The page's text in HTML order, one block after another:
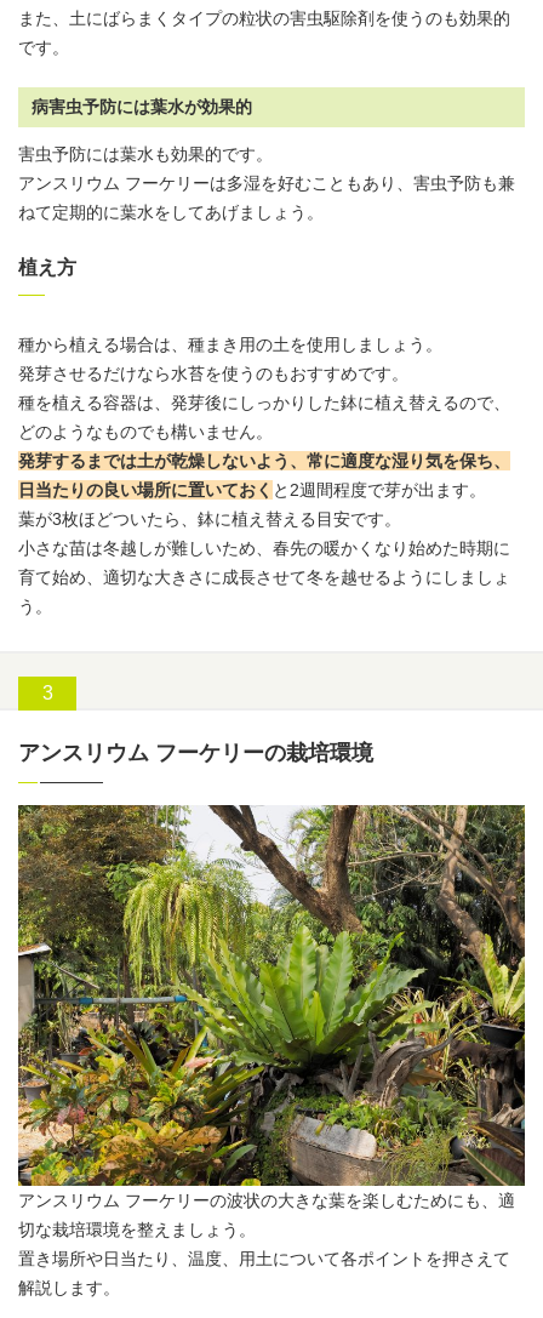
また、土にばらまくタイプの粒状の害虫駆除剤を使うのも効果的
です。
病害虫予防には葉水が効果的
害虫予防には葉水も効果的です。
アンスリウム フーケリーは多湿を好むこともあり、害虫予防も兼
ねて定期的に葉水をしてあげましょう。
植え方
種から植える場合は、種まき用の土を使用しましょう。
発芽させるだけなら水苔を使うのもおすすめです。
種を植える容器は、発芽後にしっかりした鉢に植え替えるので、
どのようなものでも構いません。
発芽するまでは土が乾燥しないよう、常に適度な湿り気を保ち、
日当たりの良い場所に置いておく と2週間程度で芽が出ます。
葉が3枚ほどついたら、鉢に植え替える目安です。
小さな苗は冬越しが難しいため、春先の暖かくなり始めた時期に
育て始め、適切な大きさに成長させて冬を越せるようにしましょ
う。
アンスリウム フーケリーの栽培環境
アンスリウム フーケリーの波状の大きな葉を楽しむためにも、適
切な栽培環境を整えましょう。
置き場所や日当たり、温度、
用土について各ポイントを押さえて
解説します。